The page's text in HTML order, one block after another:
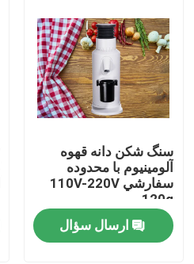
نمایش VR
درباره ما
کنترل کیفیت
با ما تماس بگیرید
سنگ شکن دانه قهوه
آلومينيوم با محدوده
سفارشي 110V-220V
120g
ارسال سؤال